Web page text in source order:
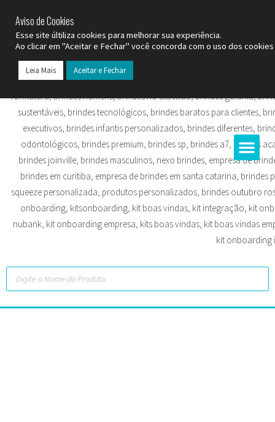
Aviso de Cookies
Esse site últiliza cookies para melhorar sua experiência.
Ao clicar em "Aceitar e Fechar" você concorda com o uso dos
Leia Mais Aceitar e Fechar